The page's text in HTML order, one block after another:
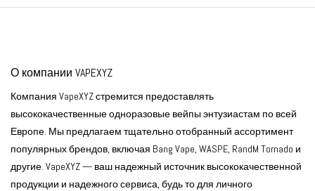
О компании VAPEXYZ
Компания VapeXYZ стремится предоставлять
высококачественные одноразовые вейпы энтузиастам по всей
Европе. Мы предлагаем тщательно отобранный ассортимент
популярных брендов, включая Bang Vape, WASPE, RandM Tornado и
другие. VapeXYZ — ваш надежный источник высококачественной
продукции и надежного сервиса, будь то для личного